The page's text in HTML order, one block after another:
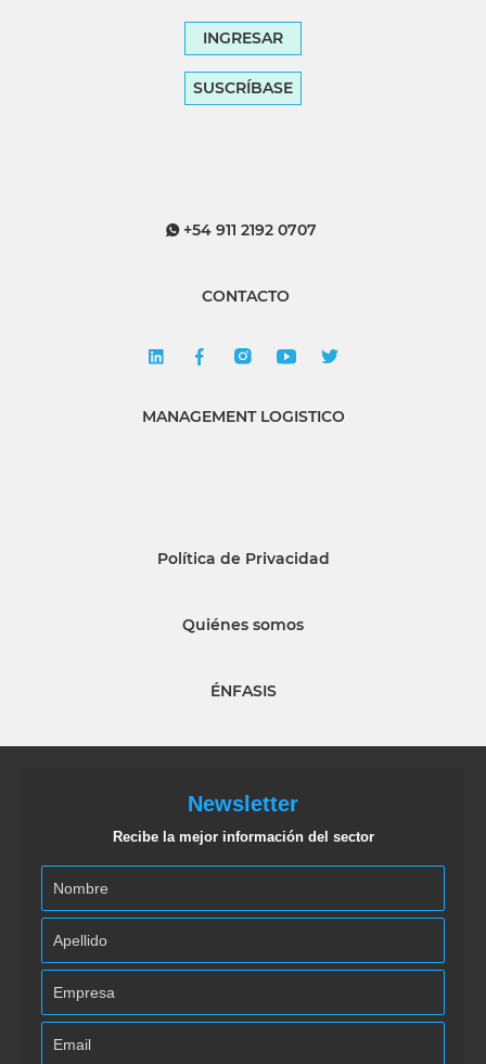
INGRESAR
SUSCRÍBASE
+54 911 2192 0707
CONTACTO
MANAGEMENT LOGISTICO
Política de Privacidad
Quiénes somos
ÉNFASIS
Newsletter
Recibe la mejor información del sector